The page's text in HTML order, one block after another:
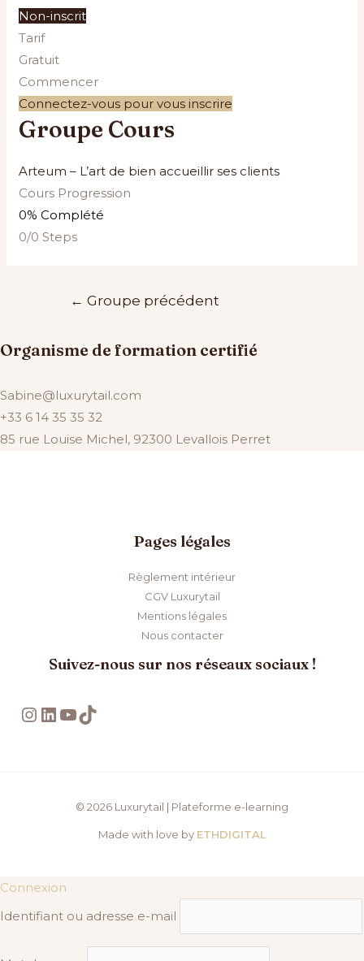
Non-inscrit
Tarif
Gratuit
Commencer
Connectez-vous pour vous inscrire
Groupe Cours
Arteum – L’art de bien accueillir ses clients
Cours Progression
0% Complété
0/0 Steps
Navigation
← Groupe précédent
Organisme de formation certifié
Sabine@luxurytail.com
+33 6 14 35 35 32
85 rue Louise Michel, 92300 Levallois Perret
Pages légales
Règlement intérieur
CGV Luxurytail
Mentions légales
Nous contacter
Suivez-nous sur nos réseaux sociaux !
Instagram
LinkedIn
YouTube
TikTok
© 2026 Luxurytail | Plateforme e-learning
Made with love by ETHDIGITAL
Connexion
Identifiant ou adresse e-mail